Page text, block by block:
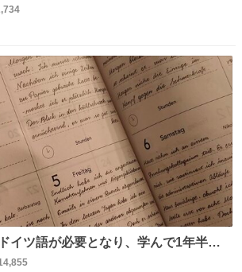
分から握手を求める行為 ・シャツをズ
服装 ・ボディーバッグの着用 私も口
シ
イツ語が必要となり、学んで1年半に